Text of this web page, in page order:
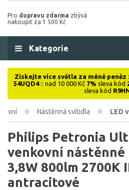
Pro dopravu zdarma zbývá
nakoupit za 1 500 Kč
Kategorie
Získejte více světla za méně peněz
54UQD4:: nad 10 000 Kč 7% sleva kód
sleva kód
Nástěnná svítidla LED
Philips Petronia
venkovní nástěnné
3,8W 800lm 2700K
antracitové